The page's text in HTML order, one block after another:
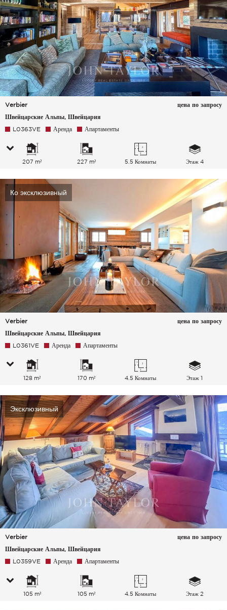
Verbier
Швейцарские Альпы, Швейцария
цена по запросу
L0363VE Аренда Апартаменты
207 m² 227 m² 5.5 Комнаты Этаж 4
Ко эксклюзивный
Verbier
Швейцарские Альпы, Швейцария
цена по запросу
L0361VE Аренда Апартаменты
128 m² 170 m² 4.5 Комнаты Этаж 1
Эксклюзивный
Verbier
Швейцарские Альпы, Швейцария
цена по запросу
L0359VE Аренда Апартаменты
105 m² 105 m² 4.5 Комнаты Этаж 2